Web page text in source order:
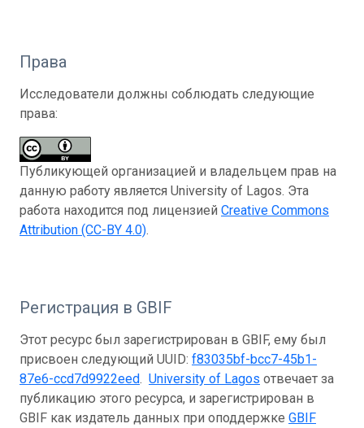
Права
Исследователи должны соблюдать следующие
права:
Публикующей организацией и владельцем прав на
данную работу является University of Lagos. Эта
работа находится под лицензией Creative Commons
Attribution (CC-BY 4.0).
Регистрация в GBIF
Этот ресурс был зарегистрирован в GBIF, ему был
присвоен следующий UUID: f83035bf-bcc7-45b1-
87e6-ccd7d9922eed. University of Lagos отвечает за
публикацию этого ресурса, и зарегистрирован в
GBIF как издатель данных при оподдержке GBIF